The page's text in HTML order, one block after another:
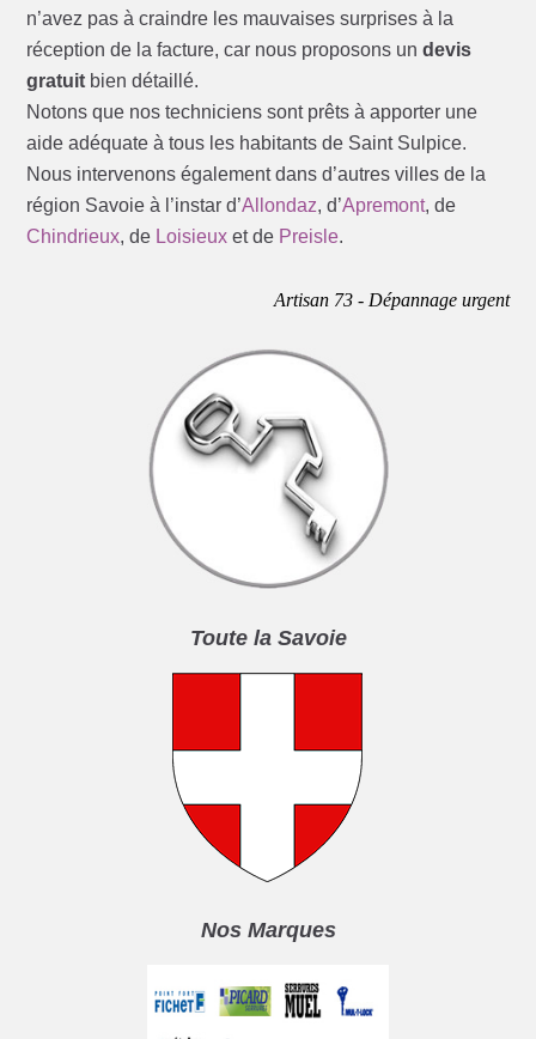
n’avez pas à craindre les mauvaises surprises à la
réception de la facture, car nous proposons undevis
gratuit bien détaillé.
Notons que nos techniciens sont prêts à apporter une
aide adéquate à tous les habitants de Saint Sulpice.
Nous intervenons également dans d’autres villes de la
région Savoie à l’instar d’Allondaz, d’Apremont, de
Chindrieux, de Loisieux et de Preisle.
Artisan 73 - Dépannage urgent
Toute la Savoie
Nos Marques